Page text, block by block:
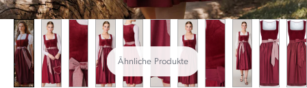
Ähnliche Produkte